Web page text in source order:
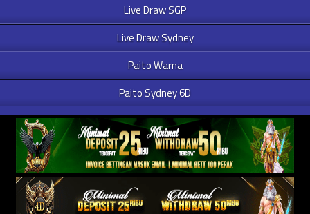
Live Draw SGP
Live Draw Sydney
Paito Warna
Paito Sydney 6D